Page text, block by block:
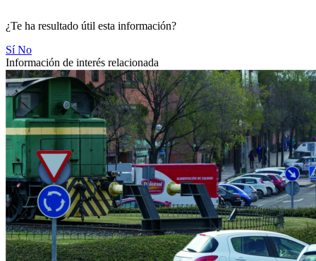
¿Te ha resultado útil esta información?
SíNo
Información de interés relacionada